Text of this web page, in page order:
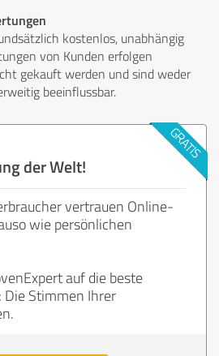
kostenlos, unabhängig
von Kunden erfolgen
gekauft werden und sind weder
beeinflussbar.
der Welt!
vertrauen Online-
wie persönlichen
auf die beste
Die Stimmen Ihrer